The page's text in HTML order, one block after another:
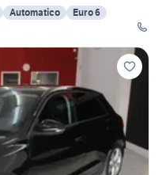
Automatico
Euro 6